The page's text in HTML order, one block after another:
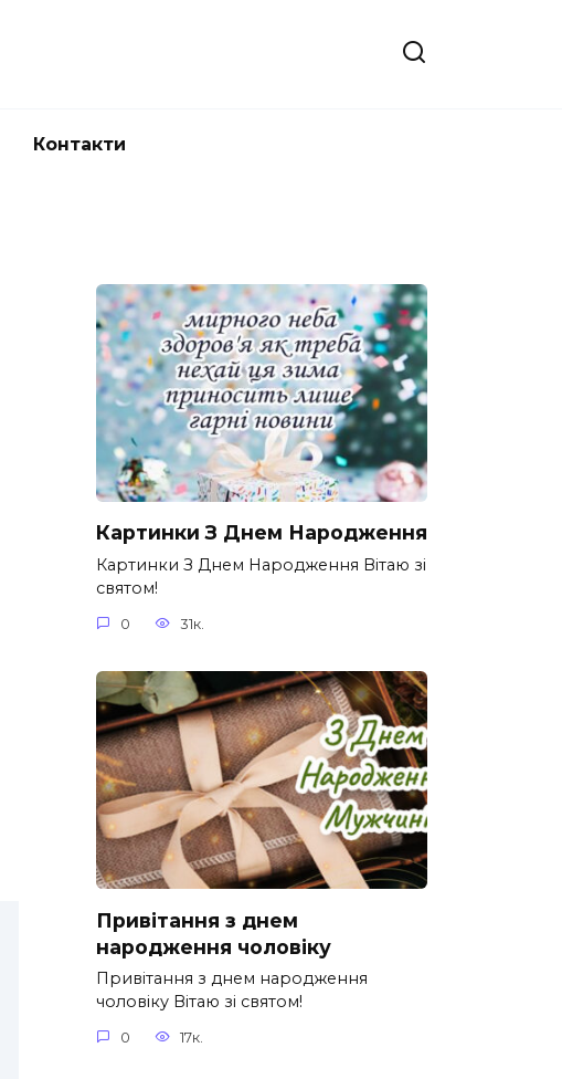
Контакти
Картинки З Днем Народження
Картинки З Днем Народження Вітаю зі
святом!
0 31к.
Привітання з днем
народження чоловіку
Привітання з днем народження
чоловіку Вітаю зі святом!
0 17к.